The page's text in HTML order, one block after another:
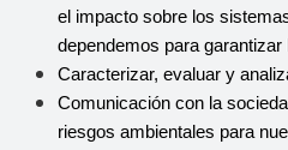
el impacto sobre los
dependemos para garantizar
Caracterizar, evaluar y
Comunicación con la
riesgos ambientales para